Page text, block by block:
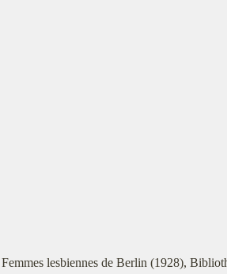
lesbiennes de Berlin (1928),